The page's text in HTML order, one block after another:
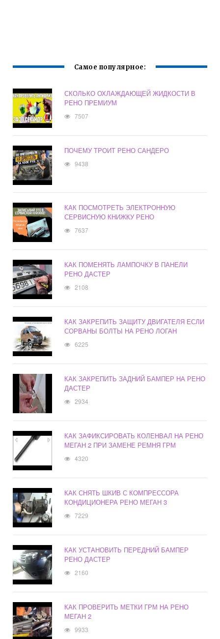
Самое популярное:
СКОЛЬКО ОХЛАЖДАЮЩЕЙ ЖИДКОСТИ В
РЕНО ПРЕМИУМ
7507
ПОЧЕМУ ТРОИТ РЕНО САНДЕРО
9438
КАК ПОСМОТРЕТЬ ЭЛЕКТРОННУЮ
СЕРВИСНУЮ КНИЖКУ РЕНО
7637
КАК ПОМЕНЯТЬ ЛАМПОЧКУ В ПАНЕЛИ
РЕНО ДАСТЕР
2108
КАК ЗАКРЕПИТЬ ЗАЩИТУ ДВИГАТЕЛЯ ЕСЛИ
СОРВАНЫ БОЛТЫ НА РЕНО ЛОГАН
6225
КАК ЗАКРЕПИТЬ ЗАДНИЙ БАМПЕР НА РЕНО
ДАСТЕР
2934
КАК ЗАФИКСИРОВАТЬ КОЛЕНВАЛ НА РЕНО
МЕГАН 2 ПРИ ЗАМЕНЕ РЕМНЯ ГРМ
4320
КАК СНЯТЬ ШКИВ С КОМПРЕССОРА
КОНДИЦИОНЕРА РЕНО МЕГАН 3
7229
КАК УСТАНОВИТЬ ПЕРЕДНИЙ БАМПЕР
РЕНО ДАСТЕР
2160
КАК ПРОВЕРИТЬ МЕТКИ ГРМ НА РЕНО
МЕГАН 2
9933